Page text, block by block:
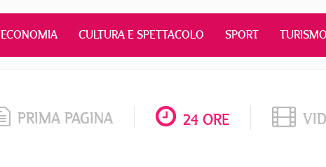
ECONOMIA CULTURA E SPETTACOLO SPORT
PRIMA PAGINA 24 ORE